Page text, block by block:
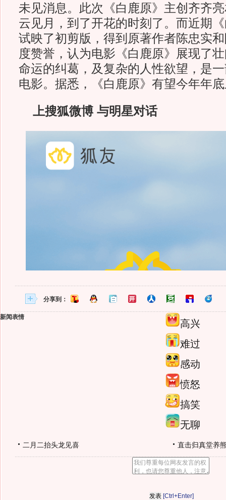
未见消息。此次《白鹿原》主创齐齐
云见月，到了开花的时刻了。而近期
试映了初剪版，得到原著作者陈忠实
度赞誉，认为电影《白鹿原》展现了
命运的纠葛，及复杂的人性欲望，是
电影。据悉，《白鹿原》有望今年年
上搜狐微博 与明星对话
分享到：
新闻表情
高兴
难过
感动
愤怒
搞笑
无聊
二月二抬头龙见喜 直击归真堂养
[Ctrl+Enter]